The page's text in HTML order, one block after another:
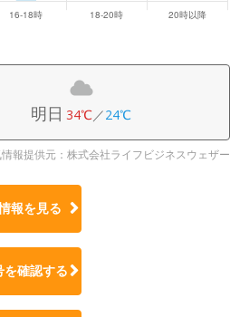
明日 34℃／24℃
報提供元：株式会社ライフビジネスウェザー
報を見る
確認する